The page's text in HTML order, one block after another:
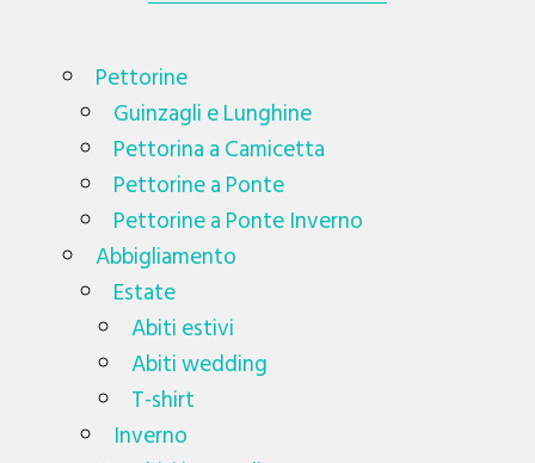
Pettorine
Guinzagli e Lunghine
Pettorina a Camicetta
Pettorine a Ponte
Pettorine a Ponte Inverno
Abbigliamento
Estate
Abiti estivi
Abiti wedding
T-shirt
Inverno